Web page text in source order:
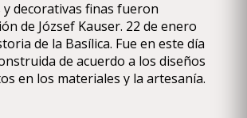
decorativas finas fueron
de József Kauser. 22 de enero
de la Basílica. Fue en este día
de acuerdo a los diseños
en los materiales y la artesanía.
se construyeron con
El tambor de la cúpula fue